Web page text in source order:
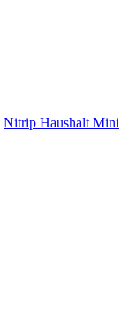
Nitrip Haushalt Mini